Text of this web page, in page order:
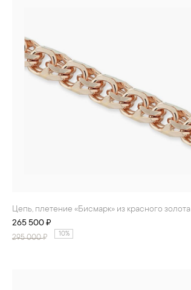
МУЖЧИНАМ
СУВЕНИРЫ
ХРУСТАЛЬ И ФАРФОР
Цепь, плетение «Бисмарк» из красного золота
265 500 ₽
295 000₽ 10%